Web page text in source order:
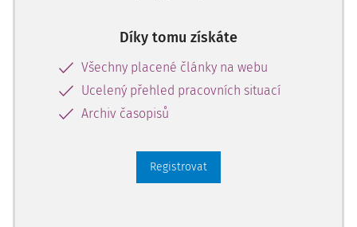
Díky tomu získáte
Všechny placené články na webu
Ucelený přehled pracovních situací
Archiv časopisů
Registrovat